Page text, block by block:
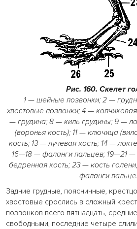
Рис. 160. Скелет
1 — шейные позвонки; 2 —
хвостовые позвонки; 4 —
— грудина; 8 — киль грудины; 9 —
(воронья кость); 11 — ключица
кость; 13 — лучевая кость; 14 —
16—18 — фаланги пальцев; 19—21
бедренная кость; 23 — кость
фаланги
Задние грудные, поясничные,
хвостовые срослись в сложный
позвонков всего пятнадцать,
свободными, последние четыре